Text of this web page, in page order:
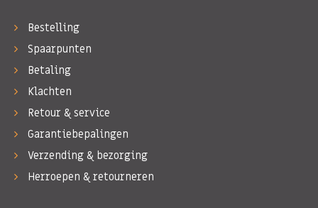
Bestelling
Spaarpunten
Betaling
Klachten
Retour & service
Garantiebepalingen
Verzending & bezorging
Herroepen & retourneren